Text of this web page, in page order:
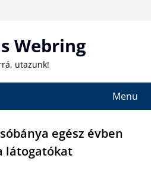
Webring
utazunk!
Menu
egész évben
látogatókat